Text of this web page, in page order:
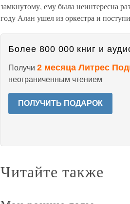
замкнутому, ему была неинтересна
году Алан ушел из оркестра и
Более 800 000 книг и
Получи 2 месяца Литрес
неограниченным чтением
ПОЛУЧИТЬ ПОДАРОК
Читайте также